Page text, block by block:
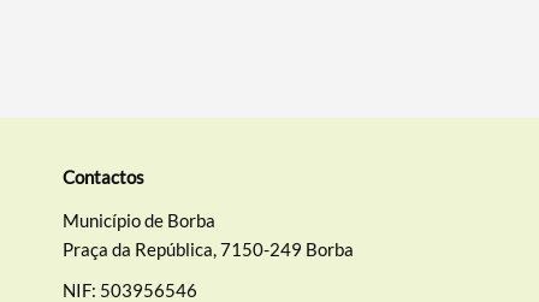
Contactos
Município de Borba
Praça da República, 7150-249 Borba
NIF: 503956546